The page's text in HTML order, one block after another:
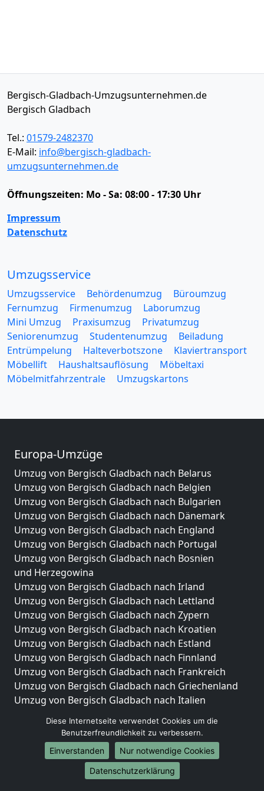
Bergisch-Gladbach-Umzugsunternehmen.de
Bergisch Gladbach
Tel.: 01579-2482370
E-Mail: info@bergisch-gladbach-
umzugsunternehmen.de
Öffnungszeiten: Mo - Sa: 08:00 - 17:30 Uhr
Impressum
Datenschutz
Umzugsservice
Umzugsservice Behördenumzug
Büroumzug
Fernumzug
Firmenumzug
Laborumzug
Mini Umzug
Praxisumzug
Privatumzug
Seniorenumzug
Studentenumzug
Beiladung
Entrümpelung
Halteverbotszone
Klaviertransport
Möbellift
Haushaltsauflösung
Möbeltaxi
Möbelmitfahrzentrale
Umzugskartons
Europa-Umzüge
Umzug von Bergisch Gladbach nach Belarus
Umzug von Bergisch Gladbach nach Belgien
Umzug von Bergisch Gladbach nach Bulgarien
Umzug von Bergisch Gladbach nach Dänemark
Umzug von Bergisch Gladbach nach England
Umzug von Bergisch Gladbach nach Portugal
Umzug von Bergisch Gladbach nach Bosnien
und Herzegowina
Umzug von Bergisch Gladbach nach Irland
Umzug von Bergisch Gladbach nach Lettland
Umzug von Bergisch Gladbach nach Zypern
Umzug von Bergisch Gladbach nach Kroatien
Umzug von Bergisch Gladbach nach Estland
Umzug von Bergisch Gladbach nach Finnland
Umzug von Bergisch Gladbach nach Frankreich
Umzug von Bergisch Gladbach nach Griechenland
Umzug von Bergisch Gladbach nach Italien
Umzug von Bergisch Gladbach nach Luxemburg
Umzug von Bergisch Gladbach nach Niederlande
Umzug von Bergisch Gladbach nach Norwegen
Umzüge-Deutschlandweit
Diese Internetseite verwendet Cookies um die
Benutzerfreundlichkeit zu verbessern.
Einverstanden
Nur notwendige Cookies
Datenschutzerklärung